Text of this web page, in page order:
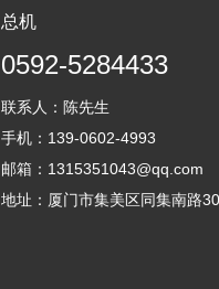
总机
0592-5284433
联系人：陈先生
手机：139-0602-4993
邮箱：1315351043@qq.com
地址：厦门市集美区同集南路